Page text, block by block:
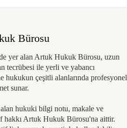
Bürosu
yer alan Artuk Hukuk Bürosu, uzun
tecrübesi ile yerli ve yabancı
hukukun çeşitli alanlarında profesyonel
sunar.
hukuki bilgi notu, makale ve
hakkı Artuk Hukuk Bürosu'na aittir.